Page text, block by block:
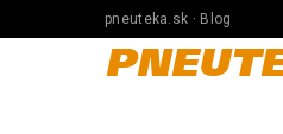
pneuteka.sk · Blog